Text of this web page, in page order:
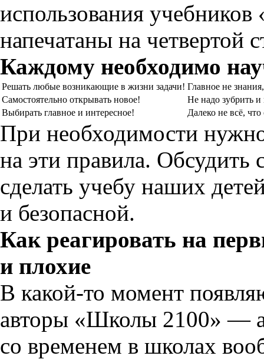
использования
напечатаны на четвертой
Каждому необходимо
Решать любые возникающие в жизни задачи! Главное не
Самостоятельно открывать новое!
Не надо зубрить и
Выбирать главное и интересное!
Далеко не всё,
При необходимости
на эти правила. Обсудить
сделать учебу наших
и безопасной.
Как реагировать на
и плохие
В какой-то момент
авторы «Школы 2100» —
со временем в школах